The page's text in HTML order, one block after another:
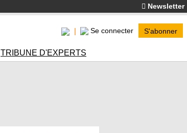
Newsletter
Se connecter S'abonner
TRIBUNE D'EXPERTS